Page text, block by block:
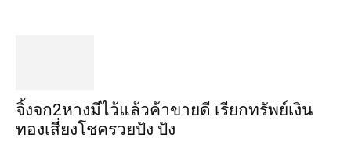
จิ้งจก​2​หาง​มีไว้แล้ว​ค้าขาย​ดี​ เรียก​ทรัพย์เงิน
ทอง​เสี่ยงโชค​รวยปัง​ ปัง​